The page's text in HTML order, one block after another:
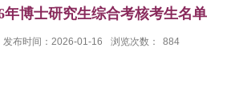
年博士研究生综合考核考生名单
发布时间：2026-01-16 浏览次数： 884